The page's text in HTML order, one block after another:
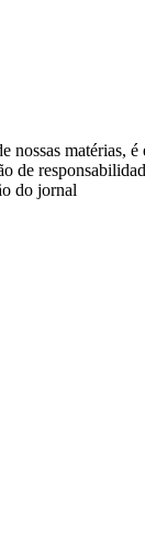
nossas matérias,
de
do jornal